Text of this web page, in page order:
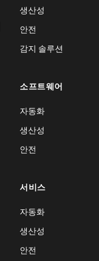
생산성
안전
감지 솔루션
소프트웨어
자동화
생산성
안전
서비스
자동화
생산성
안전